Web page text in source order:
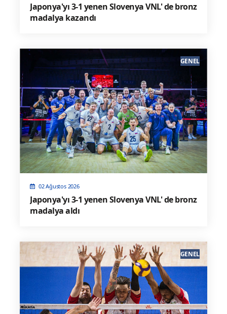
Japonya'yı 3-1 yenen Slovenya VNL' de bronz
madalya kazandı
02 Ağustos 2026
Japonya'yı 3-1 yenen Slovenya VNL' de bronz
madalya aldı
GENEL
GENEL